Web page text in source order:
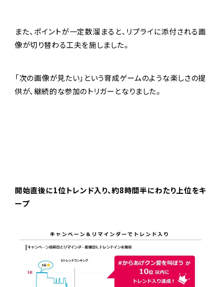
また、ポイントが一定数溜まると、リプライに添付される画
像が切り替わる工夫を施しました。
「次の画像が見たい」という育成ゲームのような楽しさの提
供が、継続的な参加のトリガーとなりました。
開始直後に1位トレンド入り、約8時間半にわたり上位をキ
ープ